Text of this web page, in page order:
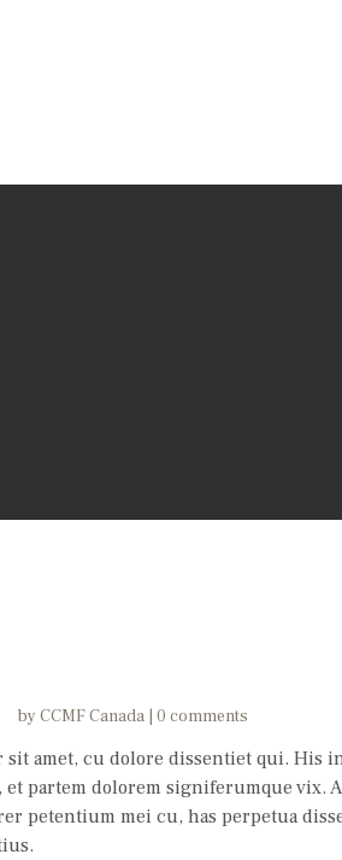
byCCMF Canada 0 comments
sit amet, cu dolore dissentiet qui. His
partem dolorem signiferumque vix.
petentium mei cu, has perpetua